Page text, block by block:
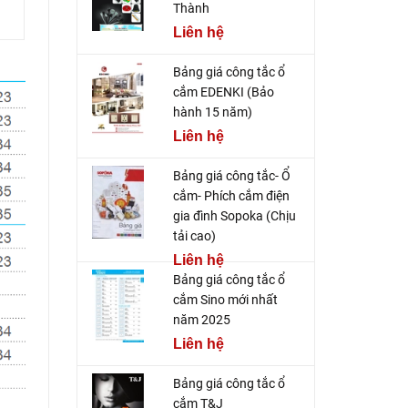
Thành
Liên hệ
Bảng giá công tắc ổ
cắm EDENKI (Bảo
hành 15 năm)
Liên hệ
Bảng giá công tắc- Ổ
cắm- Phích cắm điện
gia đình Sopoka (Chịu
tải cao)
Liên hệ
Bảng giá công tắc ổ
cắm Sino mới nhất
năm 2025
Liên hệ
Bảng giá công tắc ổ
cắm T&J